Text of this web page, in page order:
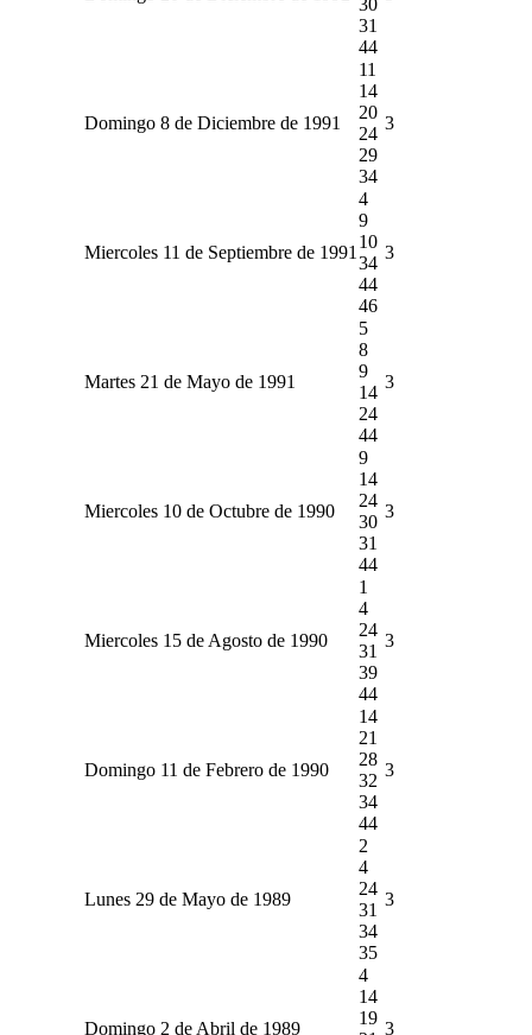
31
44
Domingo 8 de Diciembre de 1991
11
14
20
24
29
34
3
Miercoles 11 de Septiembre de 1991
4
9
10
34
44
46
3
Martes 21 de Mayo de 1991
5
8
9
14
24
44
3
Miercoles 10 de Octubre de 1990
9
14
24
30
31
44
3
Miercoles 15 de Agosto de 1990
1
4
24
31
39
44
3
Domingo 11 de Febrero de 1990
14
21
28
32
34
44
3
Lunes 29 de Mayo de 1989
2
4
24
31
34
35
3
Domingo 2 de Abril de 1989
4
14
19
3